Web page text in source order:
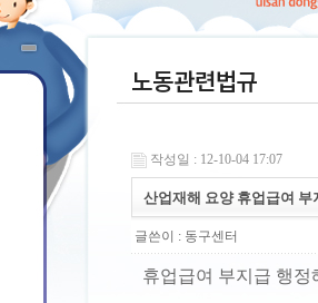
노동관련법규
작성일 : 12-10-04 17:07
산업재해 요양 휴업급여
글쓴이 : 동구센터
휴업급여 부지급 행정